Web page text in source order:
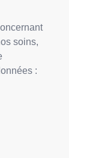
soins,
: